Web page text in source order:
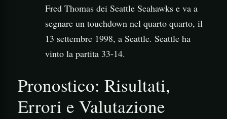
Fred Thomas dei Seattle Seahawks e va a
segnare un touchdown nel quarto quarto, il
13 settembre 1998, a Seattle. Seattle ha
vinto la partita 33-14.
Pronostico: Risultati,
Errori e Valutazione